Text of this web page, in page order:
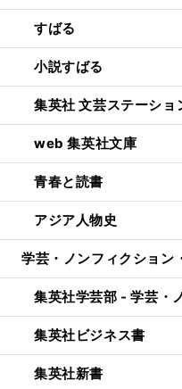
すばる
小説すばる
集英社 文芸ステーショ
web 集英社文庫
青春と読書
アジア人物史
学芸・ノンフィクション
集英社学芸部 - 学芸・
集英社ビジネス書
集英社新書